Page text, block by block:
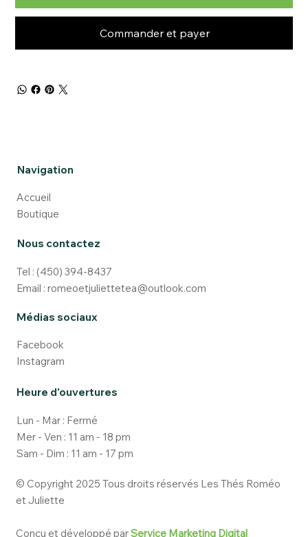
Commander et payer
Navigation
Accueil
Boutique
Nous contactez
Tel :(450) 394-8437
Email :romeoetjuliettetea@outlook.com
Médias sociaux
Facebook
Instagram
Heure d'ouvertures
Lun - Mar : Fermé
Mer - Ven : 11 am - 18 pm
Sam - Dim : 11 am - 17 pm
© Copyright 2025 Tous droits réservés Les Thés Roméo
et Juliette
Conçu et développé parService Marketing Digital